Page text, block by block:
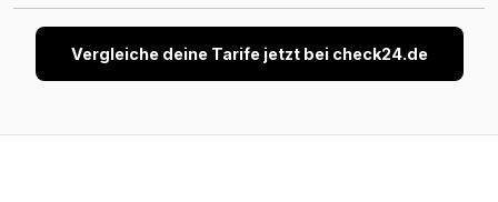
Vergleiche deine Tarife jetzt bei check24.de